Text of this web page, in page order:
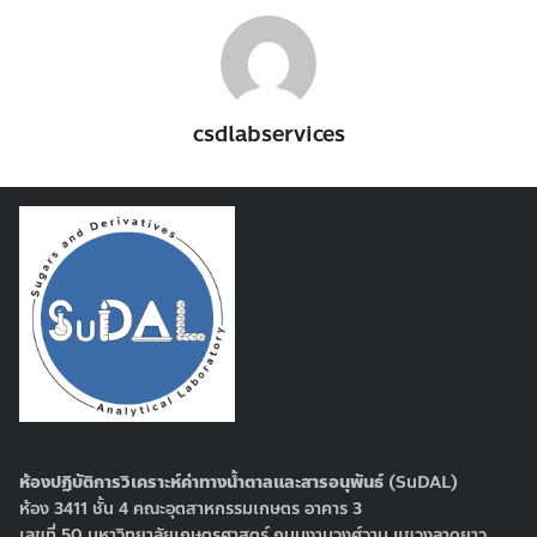
csdlabservices
ห้องปฏิบัติการวิเคราะห์ค่าทางน้ำตาลและสารอนุพันธ์ (SuDAL)
ห้อง 3411 ชั้น 4 คณะอุตสาหกรรมเกษตร อาคาร 3